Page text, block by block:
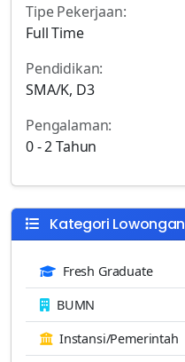
Tipe Pekerjaan:
Full Time
Pendidikan:
SMA/K, D3
Pengalaman:
0 - 2 Tahun
Kategori Lowongan
Fresh Graduate
BUMN
Instansi/Pemerintah